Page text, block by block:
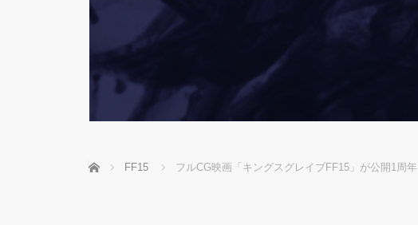
ホーム FF15 フルCG映画「キングスグレイブFF15」が公開1周